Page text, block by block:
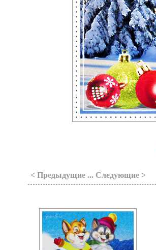
< Предыдущие ... Следующие >